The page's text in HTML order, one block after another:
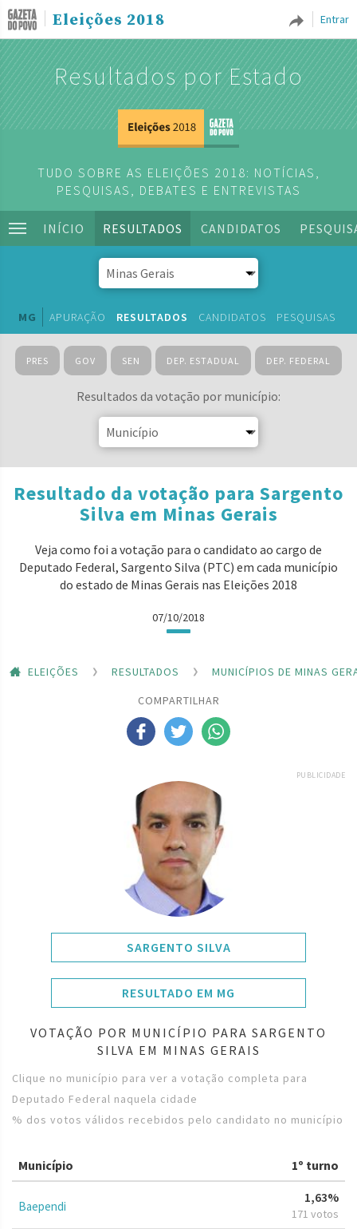
Entrar
Eleições 2018
Resultados por Estado
TUDO SOBRE AS ELEIÇÕES 2018: NOTÍCIAS,
PESQUISAS, DEBATES E ENTREVISTAS
INÍCIO RESULTADOS CANDIDATOS
MG APURAÇÃO RESULTADOS CANDIDATOS PESQUISAS
PRES GOV SEN DEP. ESTADUAL DEP. FEDERAL
Resultados da votação por município:
Resultado da votação para Sargento
Silva em Minas Gerais
Veja como foi a votação para o candidato ao cargo de
Deputado Federal, Sargento Silva (PTC) em cada município
do estado de Minas Gerais nas Eleições 2018
07/10/2018
ELEIÇÕES RESULTADOS
MUNICÍPIOS DE MINAS
COMPARTILHAR
PUBLICIDADE
SARGENTO SILVA
RESULTADO EM MG
VOTAÇÃO POR MUNICÍPIO PARA SARGENTO
SILVA EM MINAS GERAIS
Clique no município para ver a votação completa para
Deputado Federal naquela cidade
% dos votos válidos recebidos pelo candidato no município
Município 1º turno
Baependi
1,63%
171 votos